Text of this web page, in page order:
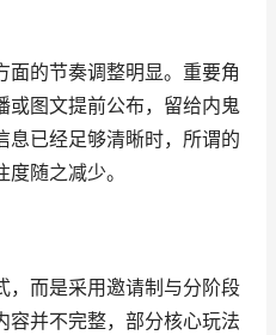
面的节奏调整明显。重要角
或图文提前公布，留给内鬼
息已经足够清晰时，所谓的
随之减少。
，而是采用邀请制与分阶段
容并不完整，部分核心玩法